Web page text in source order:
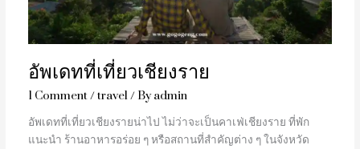
อัพเดทที่เที่ยวเชียงราย
1 Comment/travel/ Byadmin
อัพเดทที่เที่ยวเชียงรายน่าไป ไม่ว่าจะเป็นคาเฟ่เชียงราย ที่พัก
แนะนำ ร้านอาหารอร่อย ๆ หรือสถานที่สำคัญต่าง ๆ ในจังหวัด